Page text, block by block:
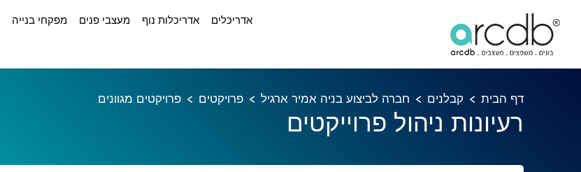
אדריכלים אדריכלות נוף מעצבי פנים מפקחי בנייה
דף הבית קבלנים חברה לביצוע בניה אמיר ארגיל פרויקטים פרויקטים מגוונים
רעיונות ניהול פרוייקטים